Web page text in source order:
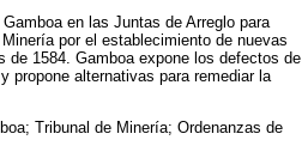
en las Juntas de Arreglo para
por el establecimiento de nuevas
de 1584. Gamboa expone los defectos de
propone alternativas para remediar la
Tribunal de Minería; Ordenanzas de